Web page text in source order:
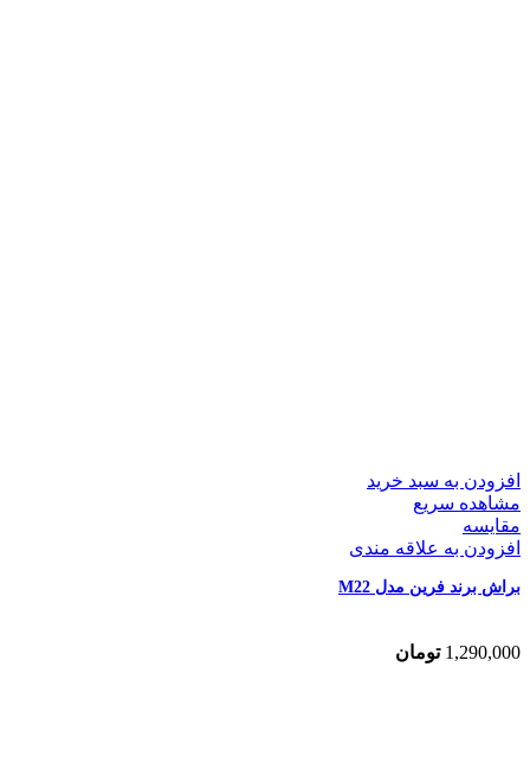
افزودن به سبد خرید
مشاهده سریع
مقایسه
افزودن به علاقه مندی
براش برند فرین مدل M22
1,290,000 تومان